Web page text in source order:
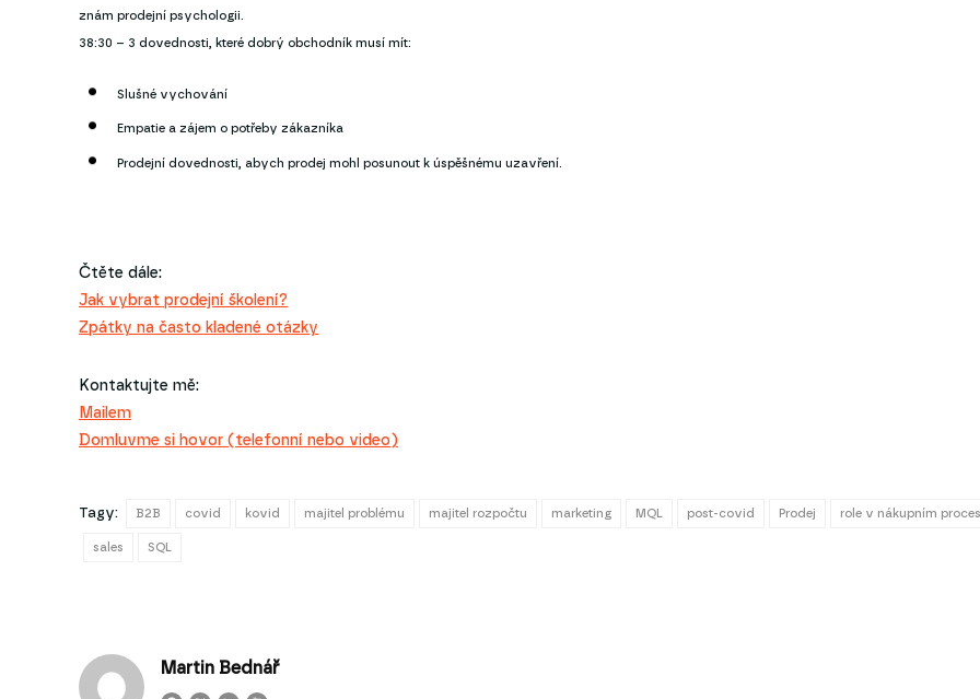
znám prodejní psychologii.
38:30 – 3 dovednosti, které dobrý obchodník musí mít:
Slušné vychování
Empatie a zájem o potřeby zákazníka
Prodejní dovednosti, abych prodej mohl posunout k úspěšnému uzavření.
Čtěte dále:
Jak vybrat prodejní školení?
Zpátky na často kladené otázky
Kontaktujte mě:
Mailem
Domluvme si hovor (telefonní nebo video)
Tagy: B2B covid kovid majitel problému majitel rozpočtu marketing MQL post-covid Prodej role v nákupním
sales SQL
Martin Bednář